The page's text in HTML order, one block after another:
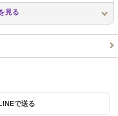
見る
で送る